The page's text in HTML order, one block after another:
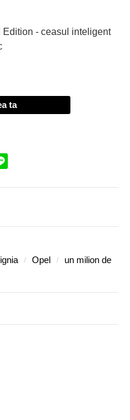
Edition - ceasul inteligent
ta
Opel
un milion de